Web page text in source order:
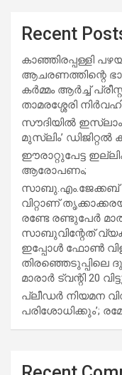
Recent
കാഞ്ഞിരപ്പള്ളി
ആചരണത്തിന്റെ
കർമ്മം ആർച്ച്
താമരശ്ശേരി
സൗദിയില്‍ ഇസ്‌ലാം
മുസ്ലിം’
ഈരാറ്റുപേട്ട
ആരോപണം;
സാബു.എം.ജേക്കബ്
വിറ്റാണ്
രണ്ടേ രണ്ടുപേര്‍
സാബുവിന്റേത്
ഇപ്പോള്‍ ഫോണ്‍
തിരഞ്ഞെടുപ്പിലെ
മാരാര്‍ ട്വന്റി 20
പ്ലീഡർ നിയമന
പരിശോധിക്കും’;